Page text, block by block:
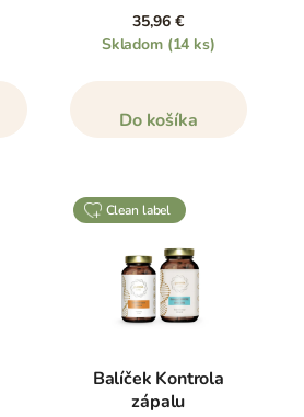
35,96 €
Skladom (14 ks)
Do košíka
clean label
Balíček Kontrola
zápalu